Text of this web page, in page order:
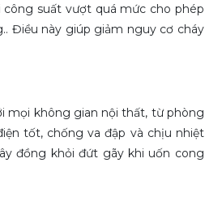
suất vượt quá mức cho phép
Điều này giúp giảm nguy cơ cháy
mọi không gian nội thất, từ phòng
tốt, chống va đập và chịu nhiệt
đồng khỏi đứt gãy khi uốn cong